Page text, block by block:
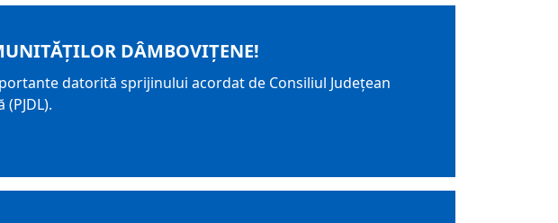
DÂMBOVIȚENE!
datorită sprijinului acordat de Consiliul Județean